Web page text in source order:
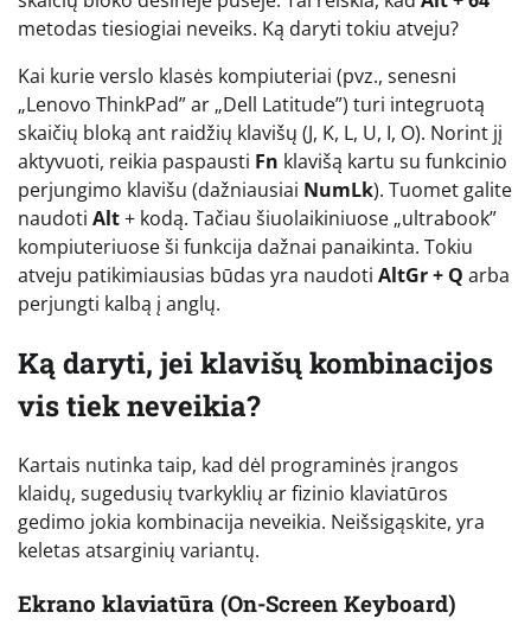
metodas tiesiogiai neveiks. Ką daryti tokiu atveju?
Kai kurie verslo klasės kompiuteriai (pvz., senesni
„Lenovo ThinkPad” ar „Dell Latitude”) turi integruotą
skaičių bloką ant raidžių klavišų (J, K, L, U, I, O). Norint jį
aktyvuoti, reikia paspausti Fn klavišą kartu su funkcinio
perjungimo klavišu (dažniausiai NumLk). Tuomet galite
naudoti Alt+ kodą. Tačiau šiuolaikiniuose „ultrabook”
kompiuteriuose ši funkcija dažnai panaikinta. Tokiu
atveju patikimiausias būdas yra naudoti AltGr + Q arba
perjungti kalbą į anglų.
Ką daryti, jei klavišų kombinacijos
vis tiek neveikia?
Kartais nutinka taip, kad dėl programinės įrangos
klaidų, sugedusių tvarkyklių ar fizinio klaviatūros
gedimo jokia kombinacija neveikia. Neišsigąskite, yra
keletas atsarginių variantų.
Ekrano klaviatūra (On-Screen Keyboard)